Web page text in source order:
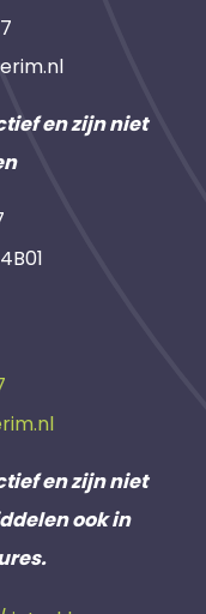
en zijn niet
en zijn niet
ook in